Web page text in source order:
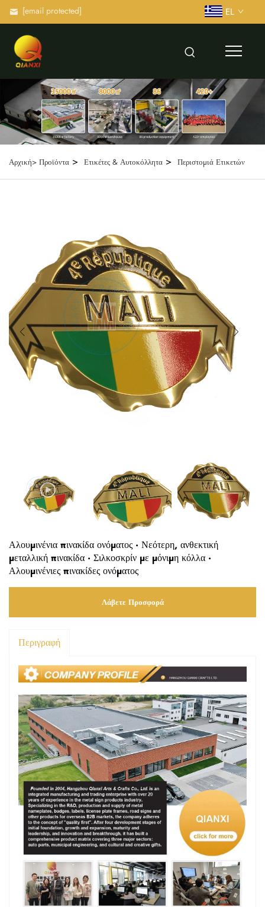
[email protected] EL
Αρχική> Προϊόντα > Ετικέτες & Αυτοκόλλητα > Περιστομιά Ετικετών
Αλουμινένια πινακίδα ονόματος · Νεότερη, ανθεκτική
μεταλλική πινακίδα · Σιλκοσκρίν με μόνιμη κόλλα ·
Αλουμινένιες πινακίδες ονόματος
Λάβετε Προσφορά
Περιγραφή